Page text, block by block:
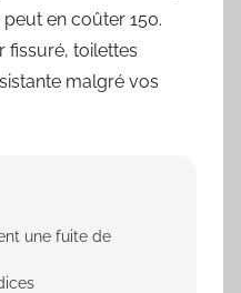
en coûter 150.
fissuré, toilettes
malgré vos
une fuite de